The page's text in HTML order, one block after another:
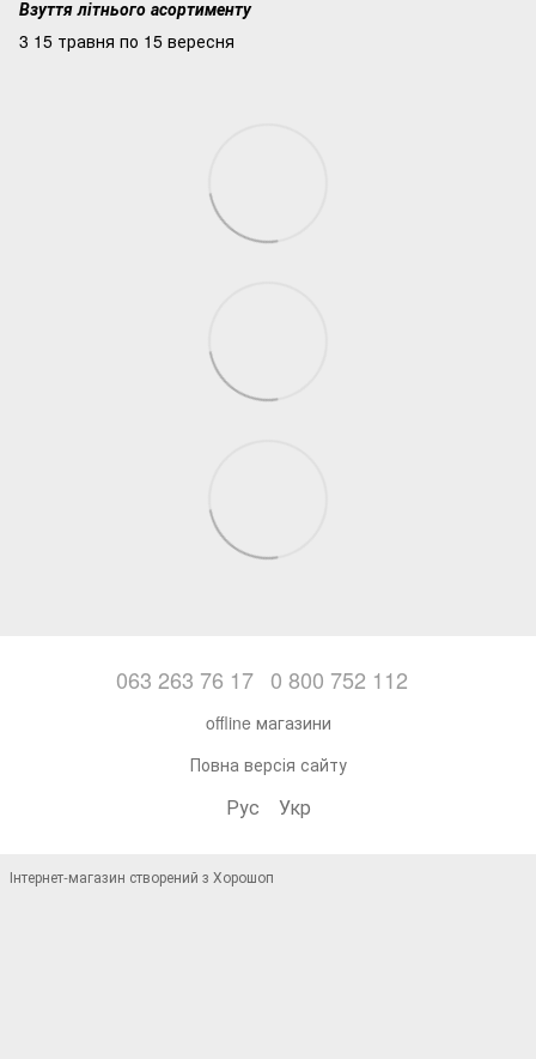
Взуття літнього асортименту
3 15 травня по 15 вересня
063 263 76 17 0 800 752 112
offline магазини
Повна версія сайту
Рус Укр
Інтернет-магазин створений з Хорошоп